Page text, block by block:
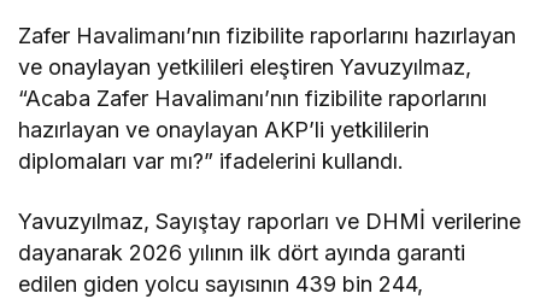
Zafer Havalimanı’nın fizibilite raporlarını hazırlayan
ve onaylayan yetkilileri eleştiren Yavuzyılmaz,
“Acaba Zafer Havalimanı’nın fizibilite raporlarını
hazırlayan ve onaylayan AKP’li yetkililerin
diplomaları var mı?” ifadelerini kullandı.
Yavuzyılmaz, Sayıştay raporları ve DHMİ verilerine
dayanarak 2026 yılının ilk dört ayında garanti
edilen giden yolcu sayısının 439 bin 244,